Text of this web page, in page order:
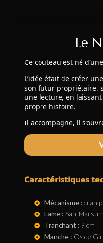
Le
Ce couteau est né
L’idée était de créer
son futur propriétaire,
une lecture, en
propre histoire.
Il accompagne, il
Caractéristiques
Mécanisme : cran
Lame : San-Maï
Tranchant : 9 cm
Manche : Os de